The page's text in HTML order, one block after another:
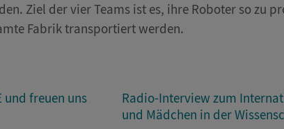
Ziel der vier Teams ist es, ihre Roboter so zu
Fabrik transportiert werden.
und freuen uns
Radio-Interview zum
und Mädchen in der